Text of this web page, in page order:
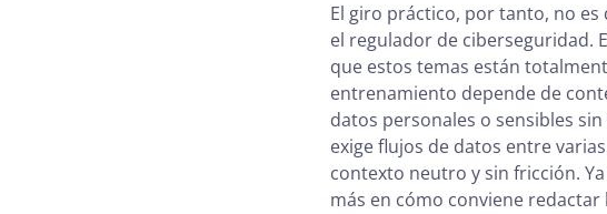
El giro práctico, por tanto, no es
el regulador de ciberseguridad.
que estos temas están
entrenamiento depende de
datos personales o sensibles
exige flujos de datos entre
contexto neutro y sin fricción.
más en cómo conviene